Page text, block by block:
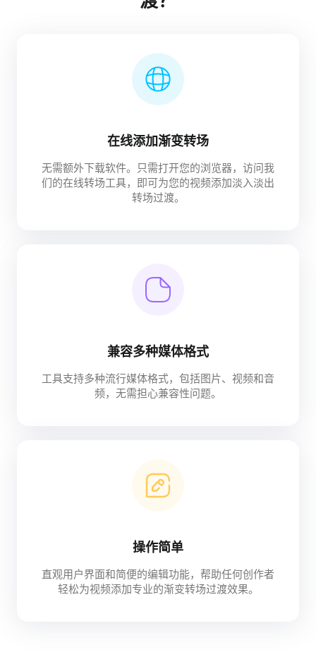
在线添加渐变转场
无需额外下载软件。只需打开您的浏览器，访问我
们的在线转场工具，即可为您的视频添加淡入淡出
转场过渡。
兼容多种媒体格式
工具支持多种流行媒体格式，包括图片、视频和音
频，无需担心兼容性问题。
操作简单
直观用户界面和简便的编辑功能，帮助任何创作者
轻松为视频添加专业的渐变转场过渡效果。